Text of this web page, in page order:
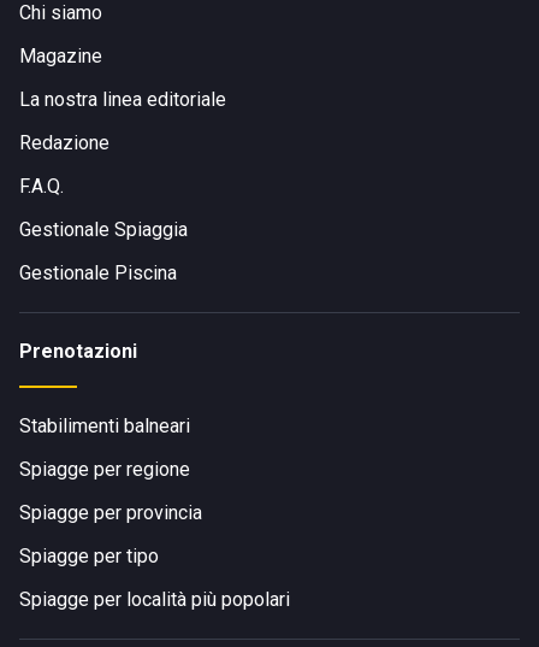
Chi siamo
Magazine
La nostra linea editoriale
Redazione
F.A.Q.
Gestionale Spiaggia
Gestionale Piscina
Prenotazioni
Stabilimenti balneari
Spiagge per regione
Spiagge per provincia
Spiagge per tipo
Spiagge per località più popolari